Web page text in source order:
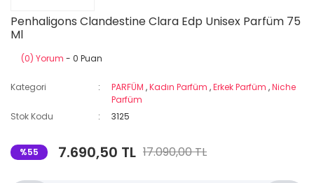
Penhaligons Clandestine Clara Edp Unisex Parfüm 75
Ml
(0) Yorum - 0 Puan
Kategori PARFÜM ,Kadın Parfüm ,Erkek Parfüm ,Niche
Parfüm
Stok Kodu
3125
%55 7.690,50 TL 17.090,00 TL